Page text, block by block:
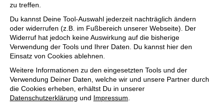
zu treffen.
Du kannst Deine Tool-Auswahl jederzeit nachträglich ändern
oder widerrufen (z.B. im Fußbereich unserer Webseite). Der
Widerruf hat jedoch keine Auswirkung auf die bisherige
Verwendung der Tools und Ihrer Daten. Du kannst hier den
Einsatz von Cookies ablehnen.
Weitere Informationen zu den eingesetzten Tools und der
Verwendung Deiner Daten, welche wir und unsere Partner durch
die Cookies erheben, erhältst Du in unserer
Datenschutzerklärung und Impressum.